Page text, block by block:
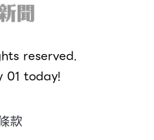
reserved.
01 today!
款